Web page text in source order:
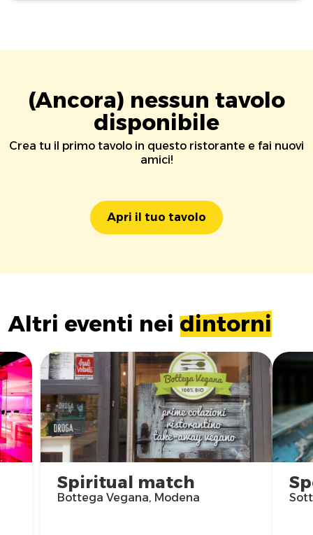
(Ancora) nessun tavolo
disponibile
Crea tu il primo tavolo in questo ristorante e fai nuovi
amici!
Apri il tuo tavolo
Altri eventi nei dintorni
Spiritual match
Bottega Vegana, Modena